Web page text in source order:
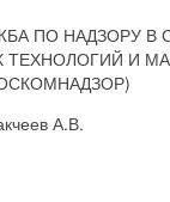
ПО НАДЗОРУ В
И
А.В.